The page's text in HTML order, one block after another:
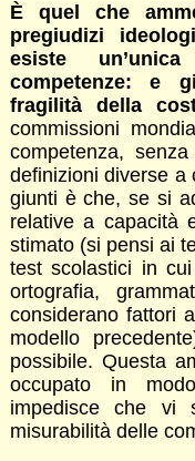
È quel che
pregiudizi
esiste
competenze: e
fragilità della
commissioni
competenza,
definizioni diverse a
giunti è che, se si
relative a capacità
stimato (si pensi ai
test scolastici in
ortografia,
considerano fattori
modello
possibile. Questa
occupato in
impedisce che
misurabilità delle